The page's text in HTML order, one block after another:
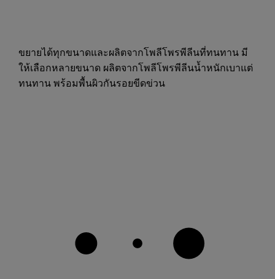
ขยายได้ทุกขนาดและผลิตจากโพลีโพรพีลีนที่ทนทาน มี
ให้เลือกหลายขนาด ผลิตจากโพลีโพรพีลีนน้ำหนักเบาแต่
ทนทาน พร้อมพื้นผิวกันรอยขีดข่วน